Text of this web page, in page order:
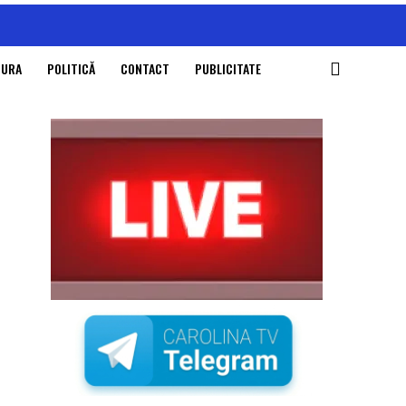
POLITICĂ CONTACT PUBLICITATE